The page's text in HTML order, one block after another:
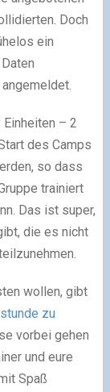
Doch
ein
– 2
des Camps
so dass
trainiert
Das ist super,
die es nicht
wollen, gibt
zu
vorbei gehen
und eure
Spaß